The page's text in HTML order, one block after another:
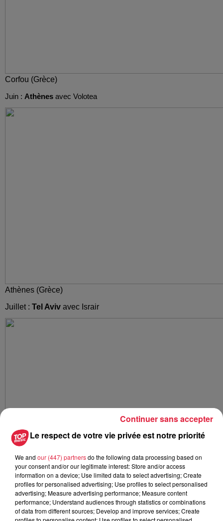
Corfou (Grèce)
Juin : Athènes avec Volotea
Athènes (Grèce)
Juillet : Tel Aviv avec Israir
Tel Aviv (Israël)
Le respect de votre vie privée est notre priorité
We and our (447) partnersdo the following data processing based on
your consent and/or our legitimate interest: Store and/or access
information on a device; Use limited data to select advertising; Create
profiles for personalised advertising; Use profiles to select personalised
advertising; Measure advertising performance; Measure content
performance; Understand audiences through statistics or combinations
of data from different sources; Develop and improve services; Create
Continuer sans accepter